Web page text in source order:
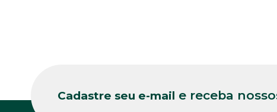
Cadastre seu e-mail e receba